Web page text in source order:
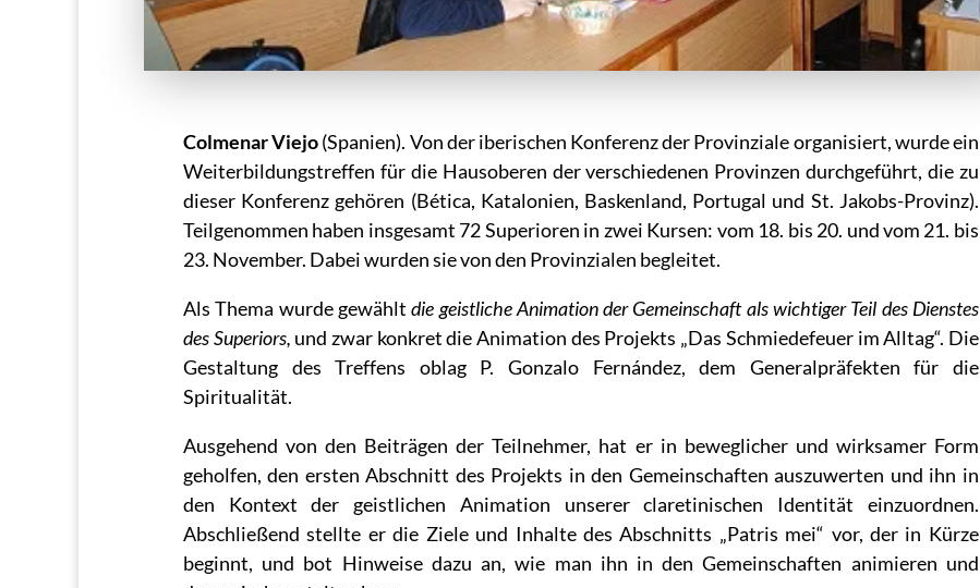
Colmenar Viejo(Spanien). Von der iberischen Konferenz der Provinziale organisiert, wurde ein
Weiterbildungstreffen für die Hausoberen der verschiedenen Provinzen durchgeführt, die zu
dieser Konferenz gehören (Bética, Katalonien, Baskenland, Portugal und St. Jakobs-Provinz).
Teilgenommen haben insgesamt 72 Superioren in zwei Kursen: vom 18. bis 20. und vom 21. bis
23. November. Dabei wurden sie von den Provinzialen begleitet.
Als Thema wurde gewähltdie geistliche Animation der Gemeinschaft als wichtiger Teil des Dienstes
des Superiors, und zwar konkret die Animation des Projekts „Das Schmiedefeuer im Alltag“. Die
Gestaltung des Treffens oblag P. Gonzalo Fernández, dem Generalpräfekten für die
Spiritualität.
Ausgehend von den Beiträgen der Teilnehmer, hat er in beweglicher und wirksamer Form
geholfen, den ersten Abschnitt des Projekts in den Gemeinschaften auszuwerten und ihn in
den Kontext der geistlichen Animation unserer claretinischen Identität einzuordnen.
Abschließend stellte er die Ziele und Inhalte des Abschnitts „Patris mei“ vor, der in Kürze
beginnt, und bot Hinweise dazu an, wie man ihn in den Gemeinschaften animieren und